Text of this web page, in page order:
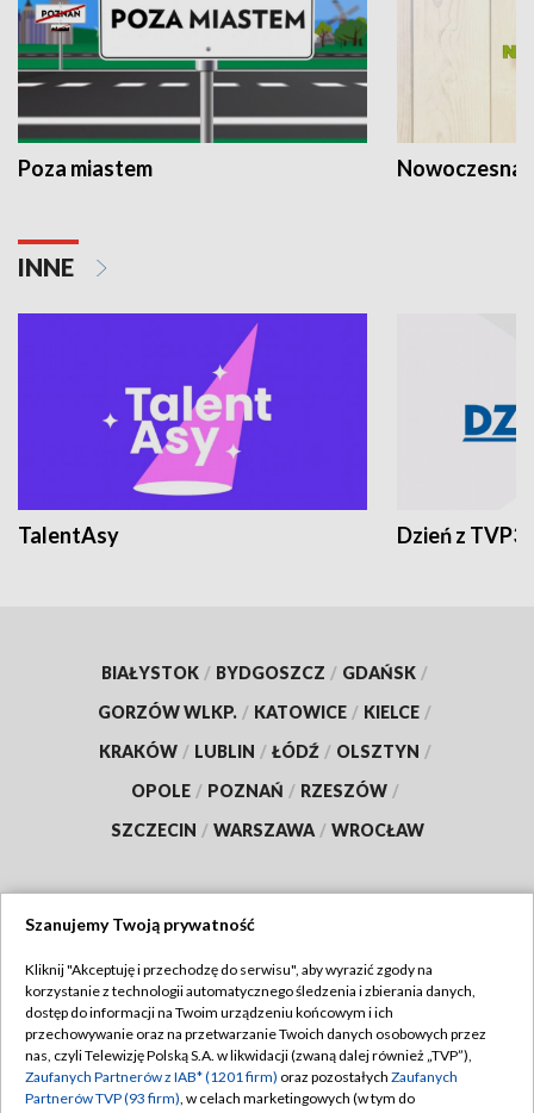
Poza miastem Nowoczesna
INNE
TalentAsy Dzień z TVP3
BIAŁYSTOK / BYDGOSZCZ / GDAŃSK /
GORZÓW WLKP. / KATOWICE / KIELCE /
KRAKÓW / LUBLIN / ŁÓDŹ / OLSZTYN /
OPOLE / POZNAŃ / RZESZÓW /
SZCZECIN / WARSZAWA / WROCŁAW
TVP
Abonament TVP
Emisja w TVP
Regulamin TVP
Polityka prywatności
Szanujemy Twoją prywatność
Kliknij "Akceptuję i przechodzę do serwisu", aby wyrazić zgody na
korzystanie z technologii automatycznego śledzenia i zbierania danych,
dostęp do informacji na Twoim urządzeniu końcowym i ich
przechowywanie oraz na przetwarzanie Twoich danych osobowych przez
nas, czyli Telewizję Polską S.A. w likwidacji (zwaną dalej również „TVP”),
Zaufanych Partnerów z IAB* (1201 firm) oraz pozostałych Zaufanych
Partnerów TVP (93 firm), w celach marketingowych (w tym do